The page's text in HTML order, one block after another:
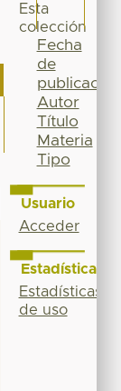
Esta
colección
Fecha
de
publicación
Autor
Título
Materia
Tipo
Usuario
Acceder
Estadísticas
Estadísticas
de uso